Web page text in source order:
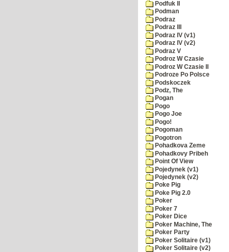
Podfuk II
Podman
Podraz
Podraz III
Podraz IV (v1)
Podraz IV (v2)
Podraz V
Podroz W Czasie
Podroz W Czasie II
Podroze Po Polsce
Podskoczek
Podz, The
Pogan
Pogo
Pogo Joe
Pogo!
Pogoman
Pogotron
Pohadkova Zeme
Pohadkovy Pribeh
Point Of View
Pojedynek (v1)
Pojedynek (v2)
Poke Pig
Poke Pig 2.0
Poker
Poker 7
Poker Dice
Poker Machine, The
Poker Party
Poker Solitaire (v1)
Poker Solitaire (v2)